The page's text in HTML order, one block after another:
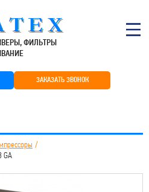
ФИЛЬТРЫ
ЗАКАЗАТЬ ЗВОНОК
GA